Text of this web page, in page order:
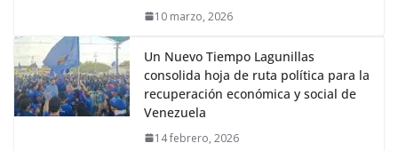
10 marzo, 2026
Un Nuevo Tiempo Lagunillas
consolida hoja de ruta política para la
recuperación económica y social de
Venezuela
14 febrero, 2026